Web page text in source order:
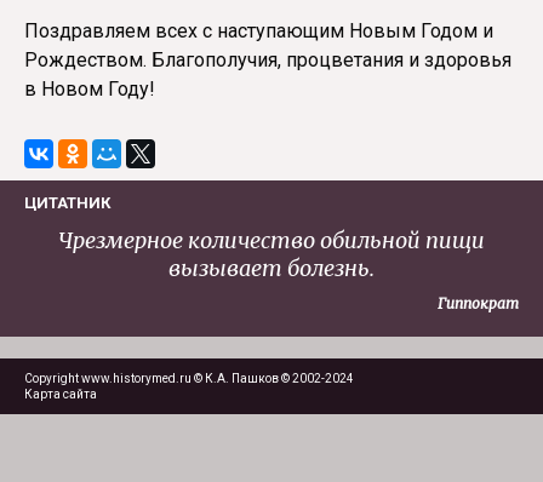
Поздравляем всех с наступающим Новым Годом и
Рождеством. Благополучия, процветания и здоровья
в Новом Году!
ЦИТАТНИК
Чрезмерное количество обильной пищи
вызывает болезнь.
Гиппократ
Copyright www.historymed.ru © К.А. Пашков © 2002-2024
Карта сайта